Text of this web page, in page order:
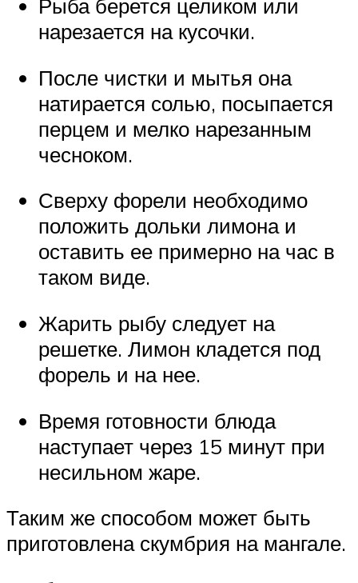
Рыба берется целиком или
нарезается на кусочки.
После чистки и мытья она
натирается солью, посыпается
перцем и мелко нарезанным
чесноком.
Сверху форели необходимо
положить дольки лимона и
оставить ее примерно на час в
таком виде.
Жарить рыбу следует на
решетке. Лимон кладется под
форель и на нее.
Время готовности блюда
наступает через 15 минут при
несильном жаре.
Таким же способом может быть
приготовлена скумбрия на мангале.